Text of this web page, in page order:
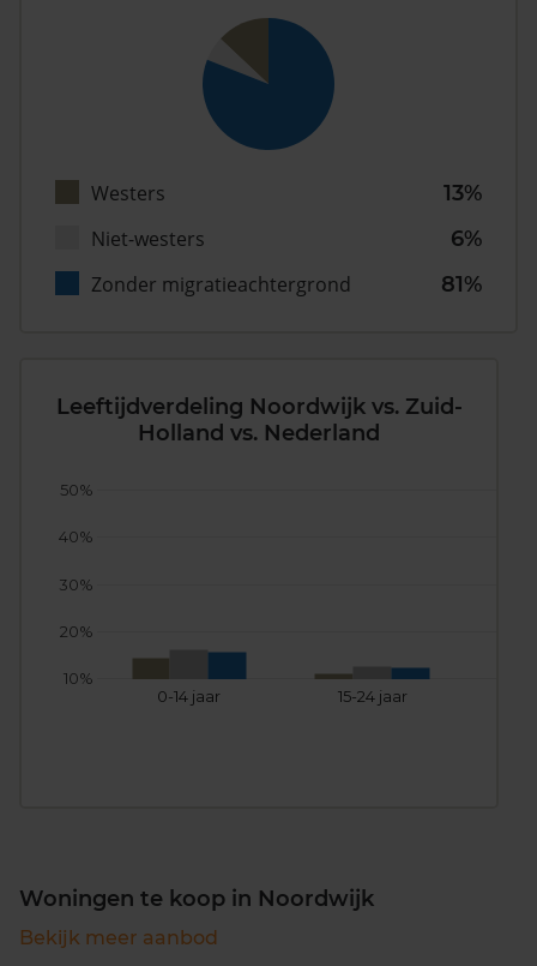
Westers
13%
Niet-westers
6%
Zonder migratieachtergrond
81%
Leeftijdverdeling Noordwijk vs. Zuid-
Holland vs. Nederland
0-14 jaar 15-24 jaar
10%
20%
30%
40%
50%
Woningen te koop in Noordwijk
Bekijk meer aanbod